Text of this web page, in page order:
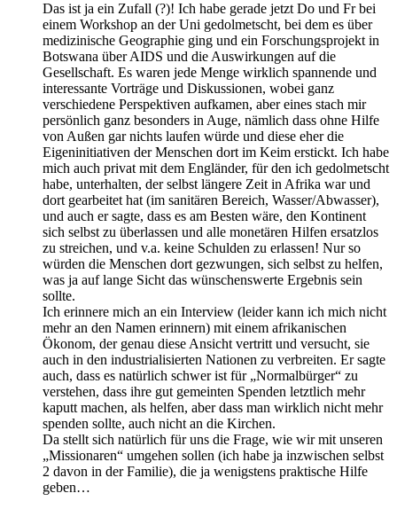
Das ist ja ein Zufall (?)! Ich habe gerade jetzt Do und Fr bei
einem Workshop an der Uni gedolmetscht, bei dem es über
medizinische Geographie ging und ein Forschungsprojekt in
Botswana über AIDS und die Auswirkungen auf die
Gesellschaft. Es waren jede Menge wirklich spannende und
interessante Vorträge und Diskussionen, wobei ganz
verschiedene Perspektiven aufkamen, aber eines stach mir
persönlich ganz besonders in Auge, nämlich dass ohne Hilfe
von Außen gar nichts laufen würde und diese eher die
Eigeninitiativen der Menschen dort im Keim erstickt. Ich habe
mich auch privat mit dem Engländer, für den ich gedolmetscht
habe, unterhalten, der selbst längere Zeit in Afrika war und
dort gearbeitet hat (im sanitären Bereich, Wasser/Abwasser),
und auch er sagte, dass es am Besten wäre, den Kontinent
sich selbst zu überlassen und alle monetären Hilfen ersatzlos
zu streichen, und v.a. keine Schulden zu erlassen! Nur so
würden die Menschen dort gezwungen, sich selbst zu helfen,
was ja auf lange Sicht das wünschenswerte Ergebnis sein
sollte.
Ich erinnere mich an ein Interview (leider kann ich mich nicht
mehr an den Namen erinnern) mit einem afrikanischen
Ökonom, der genau diese Ansicht vertritt und versucht, sie
auch in den industrialisierten Nationen zu verbreiten. Er sagte
auch, dass es natürlich schwer ist für „Normalbürger“ zu
verstehen, dass ihre gut gemeinten Spenden letztlich mehr
kaputt machen, als helfen, aber dass man wirklich nicht mehr
spenden sollte, auch nicht an die Kirchen.
Da stellt sich natürlich für uns die Frage, wie wir mit unseren
„Missionaren“ umgehen sollen (ich habe ja inzwischen selbst
2 davon in der Familie), die ja wenigstens praktische Hilfe
geben…